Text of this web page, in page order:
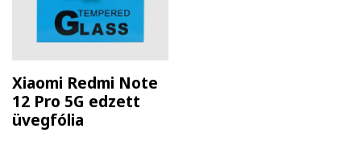
Xiaomi Redmi Note
12 Pro 5G edzett
üvegfólia